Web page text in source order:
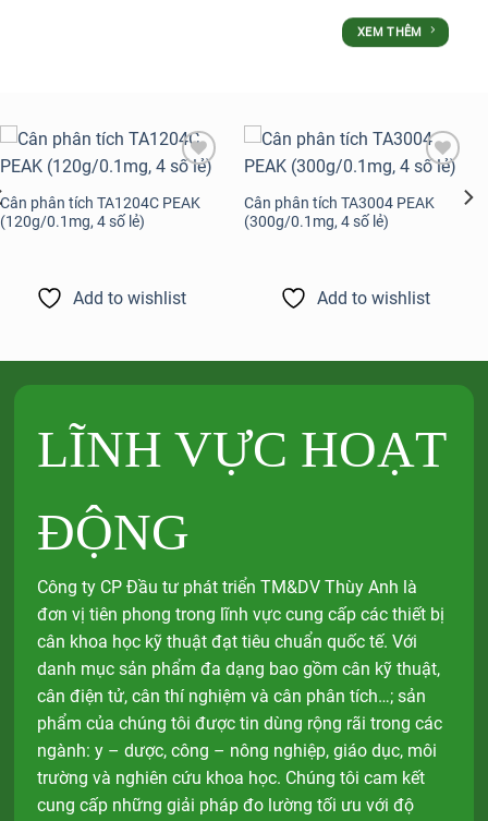
XEM THÊM
Add to
wishlist
Cân phân tích TA1204C PEAK
(120g/0.1mg, 4 số lẻ)
Add to wishlist
Add to
wishlist
Cân phân tích TA3004 PEAK
(300g/0.1mg, 4 số lẻ)
Add to wishlist
LĨNH VỰC HOẠT
ĐỘNG
Công ty CP Đầu tư phát triển TM&DV Thùy Anh là
đơn vị tiên phong trong lĩnh vực cung cấp các thiết bị
cân khoa học kỹ thuật đạt tiêu chuẩn quốc tế. Với
danh mục sản phẩm đa dạng bao gồm cân kỹ thuật,
cân điện tử, cân thí nghiệm và cân phân tích…; sản
phẩm của chúng tôi được tin dùng rộng rãi trong các
ngành: y – dược, công – nông nghiệp, giáo dục, môi
trường và nghiên cứu khoa học. Chúng tôi cam kết
cung cấp những giải pháp đo lường tối ưu với độ